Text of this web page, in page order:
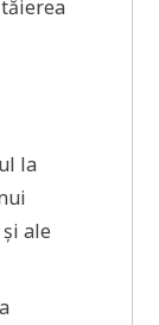
la
ale